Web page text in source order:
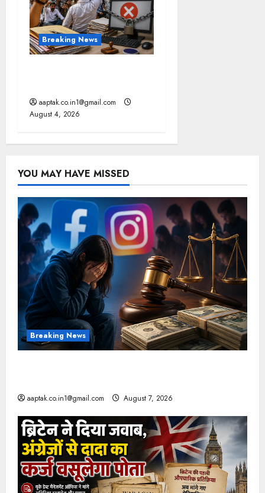
Breaking News
aaptak.co.in1@gmail.com
August 4, 2026
YOU MAY HAVE MISSED
Breaking News
aaptak.co.in1@gmail.com August 7, 2026